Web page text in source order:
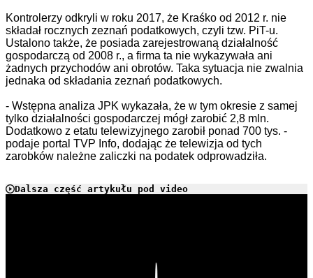
Kontrolerzy odkryli w roku 2017, że Kraśko od 2012 r. nie
składał rocznych zeznań podatkowych, czyli tzw. PiT-u.
Ustalono także, że posiada zarejestrowaną działalność
gospodarczą od 2008 r., a firma ta nie wykazywała ani
żadnych przychodów ani obrotów. Taka sytuacja nie zwalnia
jednaka od składania zeznań podatkowych.
- Wstępna analiza JPK wykazała, że w tym okresie z samej
tylko działalności gospodarczej mógł zarobić 2,8 mln.
Dodatkowo z etatu telewizyjnego zarobił ponad 700 tys. -
podaje portal TVP Info, dodając że telewizja od tych
zarobków należne zaliczki na podatek odprowadziła.
Dalsza część artykułu pod video